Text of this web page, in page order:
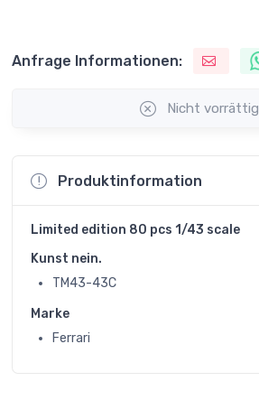
Anfrage Informationen:
Nicht vorrättig
Produktinformation
Limited edition 80 pcs 1/43 scale
Kunst nein.
TM43-43C
Marke
Ferrari